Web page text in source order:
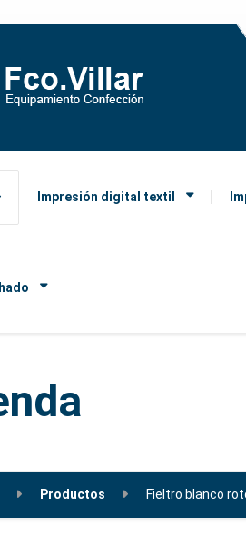
Impresión digital textil
Productos Fieltro blanco